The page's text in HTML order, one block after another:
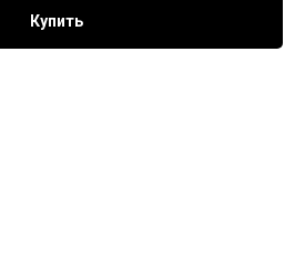
Купить